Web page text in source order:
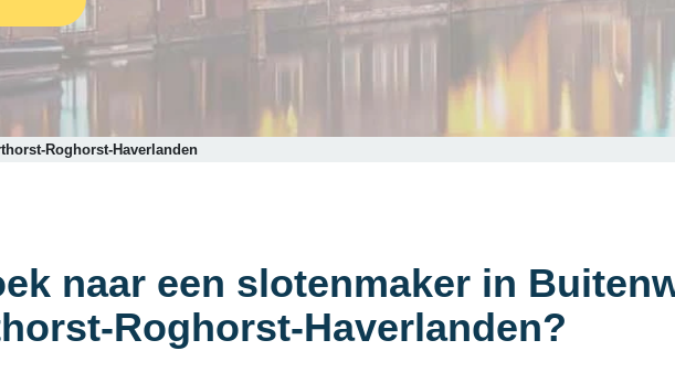
Roghorst-Haverlanden
naar een slotenmaker in
Roghorst-Haverlanden?